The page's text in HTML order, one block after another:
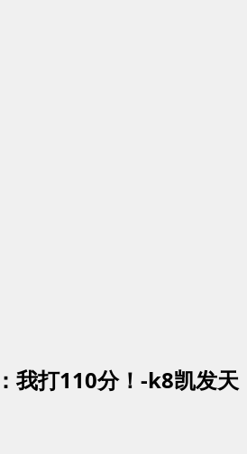
我打110分！-k8凯发天